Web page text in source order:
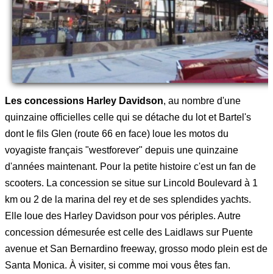
Les concessions Harley Davidson, au nombre d'une
quinzaine officielles celle qui se détache du lot et Bartel's
dont le fils Glen (route 66 en face) loue les motos du
voyagiste français "westforever" depuis une quinzaine
d'années maintenant. Pour la petite histoire c'est un fan de
scooters. La concession se situe sur Lincold Boulevard à 1
km ou 2 de la marina del rey et de ses splendides yachts.
Elle loue des Harley Davidson pour vos périples. Autre
concession démesurée est celle des Laidlaws sur Puente
avenue et San Bernardino freeway, grosso modo plein est de
Santa Monica. À visiter, si comme moi vous êtes fan.